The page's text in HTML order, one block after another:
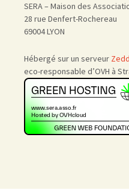
SERA – Maison des
28 rue Denfert-Rochereau
69004 LYON
Hébergé sur un serveur Zedd
eco-responsable d’OVH à